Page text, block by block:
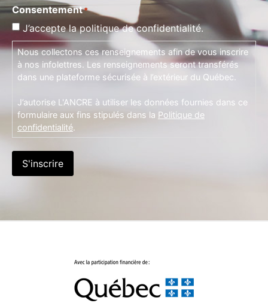
Consentement*
J’accepte la politique de confidentialité.
Nous collectons ces renseignements afin de vous inscrire
à nos infolettres. Les renseignements seront transférés
dans une plateforme sécurisée à l’extérieur du Québec.
J’autorise L'ANCRE à utiliser les données fournies dans ce
formulaire aux fins stipulés dans la Politique de
confidentialité.
S'inscrire